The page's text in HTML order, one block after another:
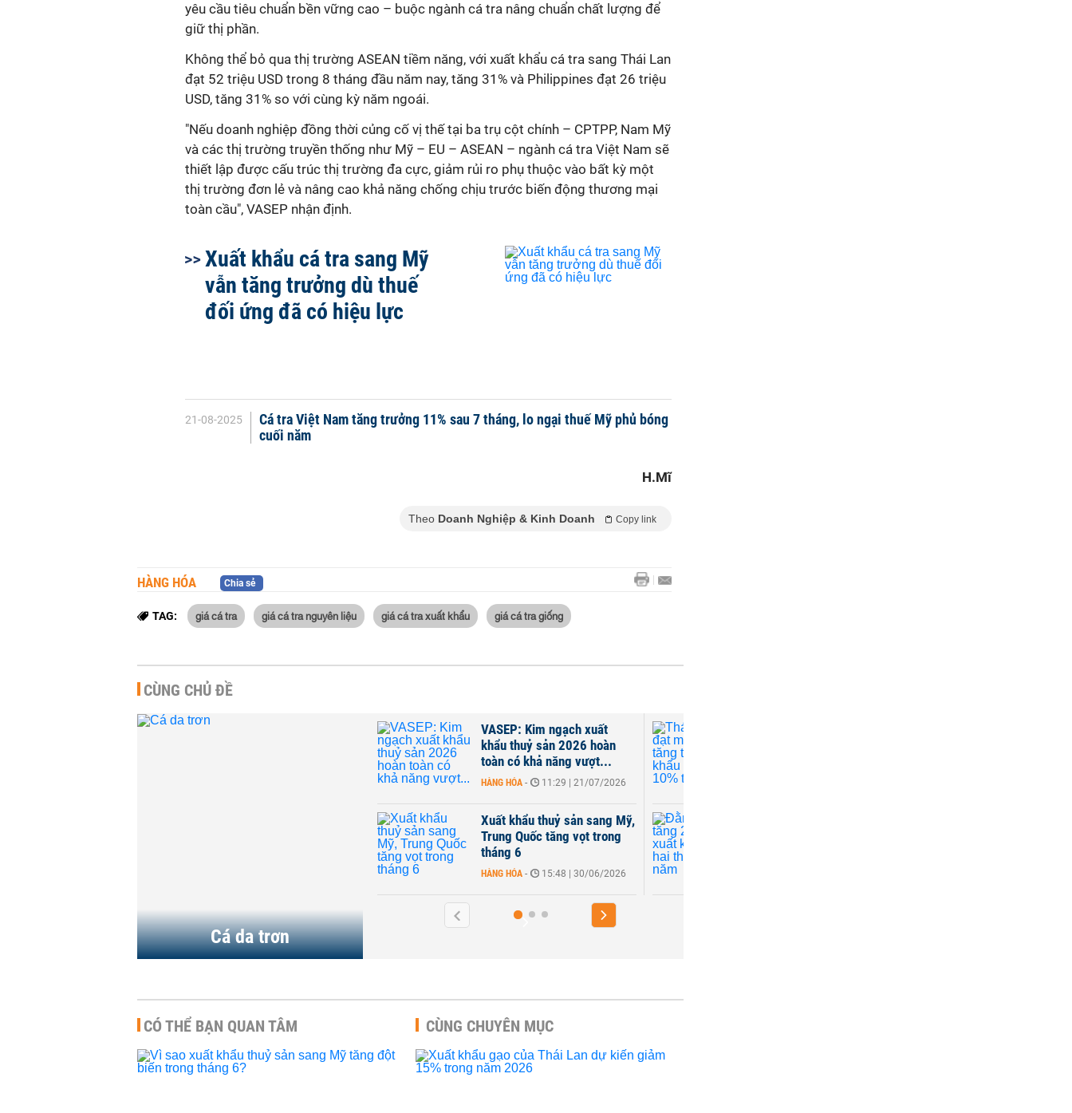
yêu cầu tiêu chuẩn bền vững cao – buộc ngành cá tra nâng chuẩn chất lượng để
giữ thị phần.
Không thể bỏ qua thị trường ASEAN tiềm năng, với xuất khẩu cá tra sang Thái Lan
đạt 52 triệu USD trong 8 tháng đầu năm nay, tăng 31% và Philippines đạt 26 triệu
USD, tăng 31% so với cùng kỳ năm ngoái.
"Nếu doanh nghiệp đồng thời củng cố vị thế tại ba trụ cột chính – CPTPP, Nam Mỹ
và các thị trường truyền thống như Mỹ – EU – ASEAN – ngành cá tra Việt Nam sẽ
thiết lập được cấu trúc thị trường đa cực, giảm rủi ro phụ thuộc vào bất kỳ một
thị trường đơn lẻ và nâng cao khả năng chống chịu trước biến động thương mại
toàn cầu", VASEP nhận định.
Xuất khẩu cá tra sang Mỹ
vẫn tăng trưởng dù thuế
đối ứng đã có hiệu lực
21-08-2025
Cá tra Việt Nam tăng trưởng 11% sau 7 tháng, lo ngại thuế Mỹ phủ bóng
cuối năm
H.Mĩ
Theo Doanh Nghiệp & Kinh Doanh Copy link
HÀNG HÓA Chia sẻ
TAG: giá cá tra giá cá tra nguyên liệu giá cá tra xuất khẩu giá cá tra giống
CÙNG CHỦ ĐỀ
Cá da trơn
VASEP: Kim ngạch xuất
khẩu thuỷ sản 2026 hoàn
toàn có khả năng vượt...
HÀNG HÓA - 11:29 | 21/07/2026
Xuất khẩu thuỷ sản sang Mỹ,
Trung Quốc tăng vọt trong
tháng 6
HÀNG HÓA - 15:48 | 30/06/2026
CÓ THỂ BẠN QUAN TÂM CÙNG CHUYÊN MỤC